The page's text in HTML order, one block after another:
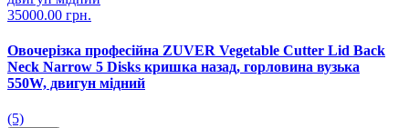
35000.00 грн.
Овочерізка професійна ZUVER Vegetable Cutter Lid Back
Neck Narrow 5 Disks кришка назад, горловина вузька
550W, двигун мідний
(5)